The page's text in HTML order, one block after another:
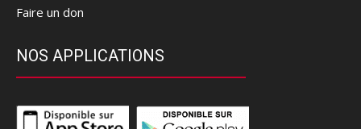
Faire un don
NOS APPLICATIONS